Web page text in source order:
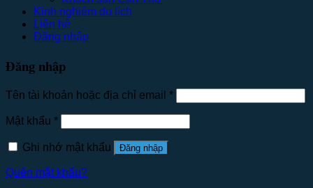
Kinh nghiệm du lịch
Liên hệ
Đăng nhập
Đăng nhập
Tên tài khoản hoặc địa chỉ email *
Mật khẩu *
Ghi nhớ mật khẩu Đăng nhập
Quên mật khẩu?